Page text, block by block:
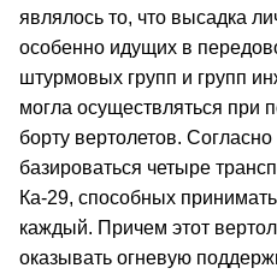
являлось то, что высадка
особенно идущих в
штурмовых групп и групп
могла осуществляться
борту вертолетов.
базироваться четыре
Ка-29, способных
каждый. Причем этот
оказывать огневую